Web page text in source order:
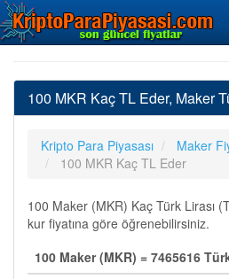
100 MKR Kaç TL Eder, Maker
Kripto Para Piyasası
Maker
100 MKR Kaç TL Eder
100 Maker (MKR) Kaç Türk Lirası
kur fiyatına göre öğrenebilirsiniz.
100 Maker (MKR) = 7465616